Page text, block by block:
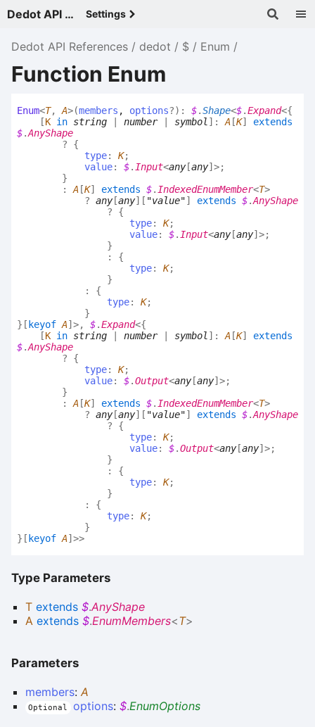
Dedot API References - v Settings
Dedot API References dedot $ Enum
Function Enum
Enum<T,A>(members , options?) : $.Shape<$.Expand<{
[Kin string number| symbol] :A [K]
extends
$.AnyShape
? {
type: K;
value: $.Input<any[any] >;
}
:A [K] extends $.IndexedEnumMember<T>
? any[any] [ "value"] extends $.AnyShape
? {
type: K;
value: $.Input<any[any] >;
}
: {
type: K;
}
: {
type: K;
}
} [ keyofA] >, $.Expand<{
[Kin string number| symbol] :A [K]
extends
$.AnyShape
? {
type: K;
value: $.Output<any[any] >;
}
:A [K] extends $.IndexedEnumMember<T>
? any[any] [ "value"] extends $.AnyShape
? {
type: K;
value: $.Output<any[any] >;
}
: {
type: K;
}
: {
type: K;
}
} [ keyofA] >>
Type Parameters
T extends $.AnyShape
A extends $.EnumMembers<T>
Parameters
members:A
Optional options: $.EnumOptions